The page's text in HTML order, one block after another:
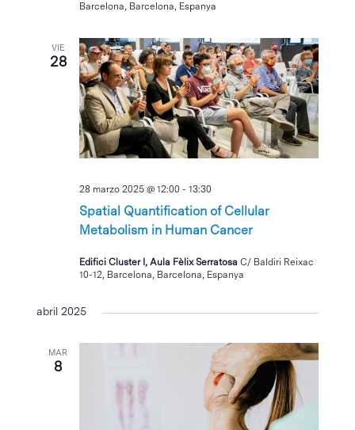
Barcelona, Barcelona, Espanya
VIE
28
Spatial Quantification of Cellular
Metabolism in Human Cancer
28 marzo 2025 @ 12:00 -13:30
Edifici Cluster I, Aula Fèlix SerratosaC/ Baldiri Reixac
10-12, Barcelona, Barcelona, Espanya
abril 2025
MAR
8